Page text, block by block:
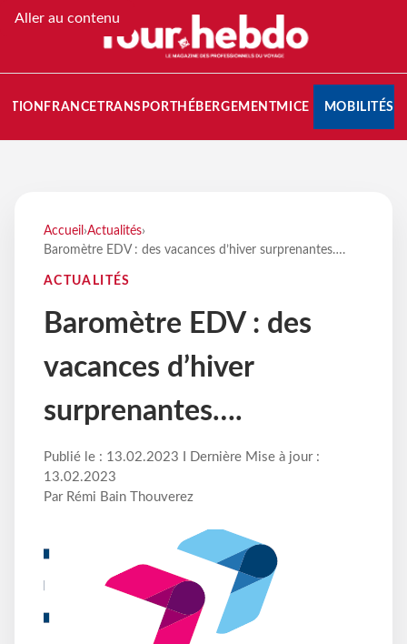
Aller au contenu
FRANCETRANSPORT HÉBERGEMENTMICE MOBILITÉS
Accueil ›Actualités›
Baromètre EDV : des vacances d’hiver surprenantes….
ACTUALITÉS
Baromètre EDV : des
vacances d’hiver
surprenantes….
Publié le : 13.02.2023 I Dernière Mise à jour :
13.02.2023
Par Rémi Bain Thouverez